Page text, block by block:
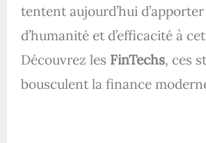
tentent aujourd’hui
d’humanité et d’efficacité à
Découvrez les FinTechs, ces
bousculent la finance